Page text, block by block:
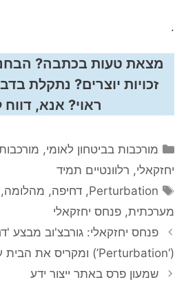
.
מצאת טעות בכתבה?
זכויות יוצרים? נתקלת
ראוי? אנא, דווח
קטגוריות
מורכבות בביטחון לאומי,
יחזקאלי, רלוונטיים תמיד
תגיות
Perturbation
,דחיפה, מהלומה,
מערכתית, פנחס יחזקאלי
פנחס יחזקאלי: גורבצ'וב מבצע
(‘Perturbation’) ומקריס את הבית על יושביו
שמעון פרס באתר ייצור ידע